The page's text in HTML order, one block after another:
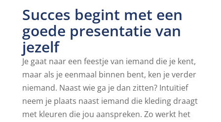
Succes begint met een
goede presentatie van
jezelf
Je gaat naar een feestje van iemand die je kent,
maar als je eenmaal binnen bent, ken je verder
niemand. Naast wie ga je dan zitten? Intuïtief
neem je plaats naast iemand die kleding draagt
met kleuren die jou aanspreken. Zo werkt het